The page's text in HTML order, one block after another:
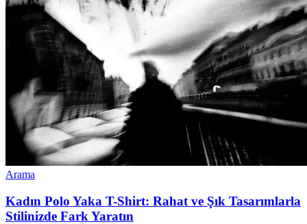
Arama
Kadın Polo Yaka T-Shirt: Rahat ve Şık Tasarımlarla
Stilinizde Fark Yaratın